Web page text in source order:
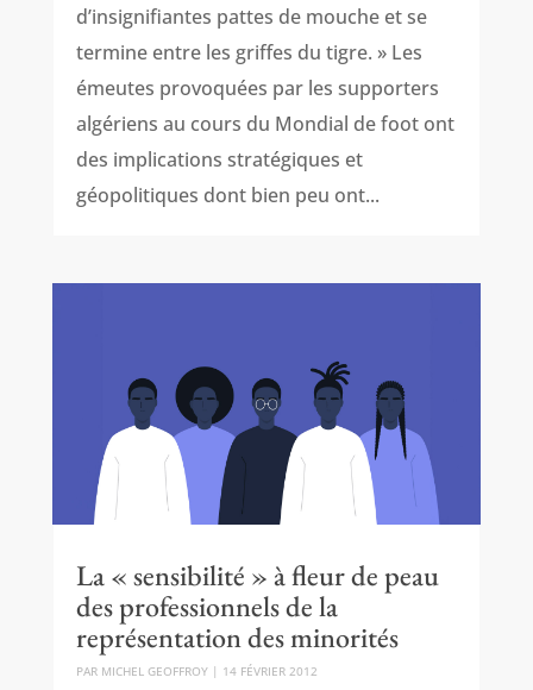
d’insignifiantes pattes de mouche et se
termine entre les griffes du tigre. » Les
émeutes provoquées par les supporters
algériens au cours du Mondial de foot ont
des implications stratégiques et
géopolitiques dont bien peu ont...
La « sensibilité » à fleur de peau
des professionnels de la
représentation des minorités
PAR MICHEL GEOFFROY| 14 FÉVRIER 2012